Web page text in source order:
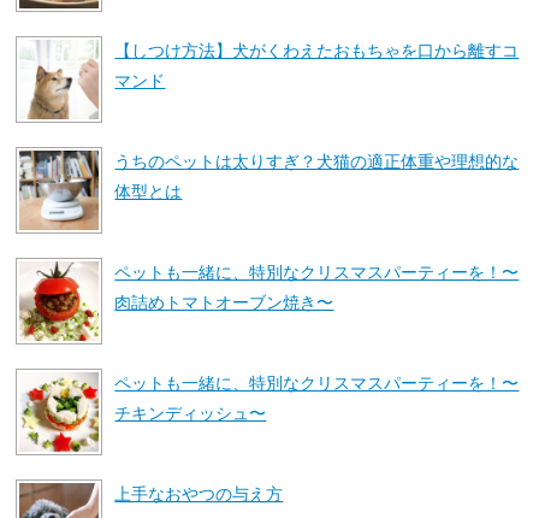
【しつけ方法】犬がくわえたおもちゃを口から離すコ
マンド
うちのペットは太りすぎ？犬猫の適正体重や理想的な
体型とは
ペットも一緒に、特別なクリスマスパーティーを！〜
肉詰めトマトオーブン焼き〜
ペットも一緒に、特別なクリスマスパーティーを！〜
チキンディッシュ〜
上手なおやつの与え方